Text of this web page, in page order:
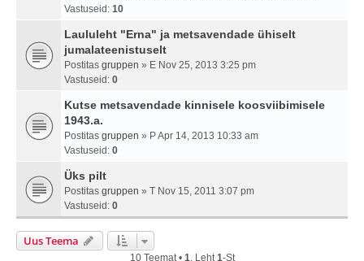
Vastuseid: 10
Laululeht "Erna" ja metsavendade ühiselt
jumalateenistuselt
Postitas gruppen » E Nov 25, 2013 3:25 pm
Vastuseid: 0
Kutse metsavendade kinnisele koosviibimisele
1943.a.
Postitas gruppen » P Apr 14, 2013 10:33 am
Vastuseid: 0
Üks pilt
Postitas gruppen » T Nov 15, 2011 3:07 pm
Vastuseid: 0
Uus Teema
10 Teemat • 1. Leht1-st